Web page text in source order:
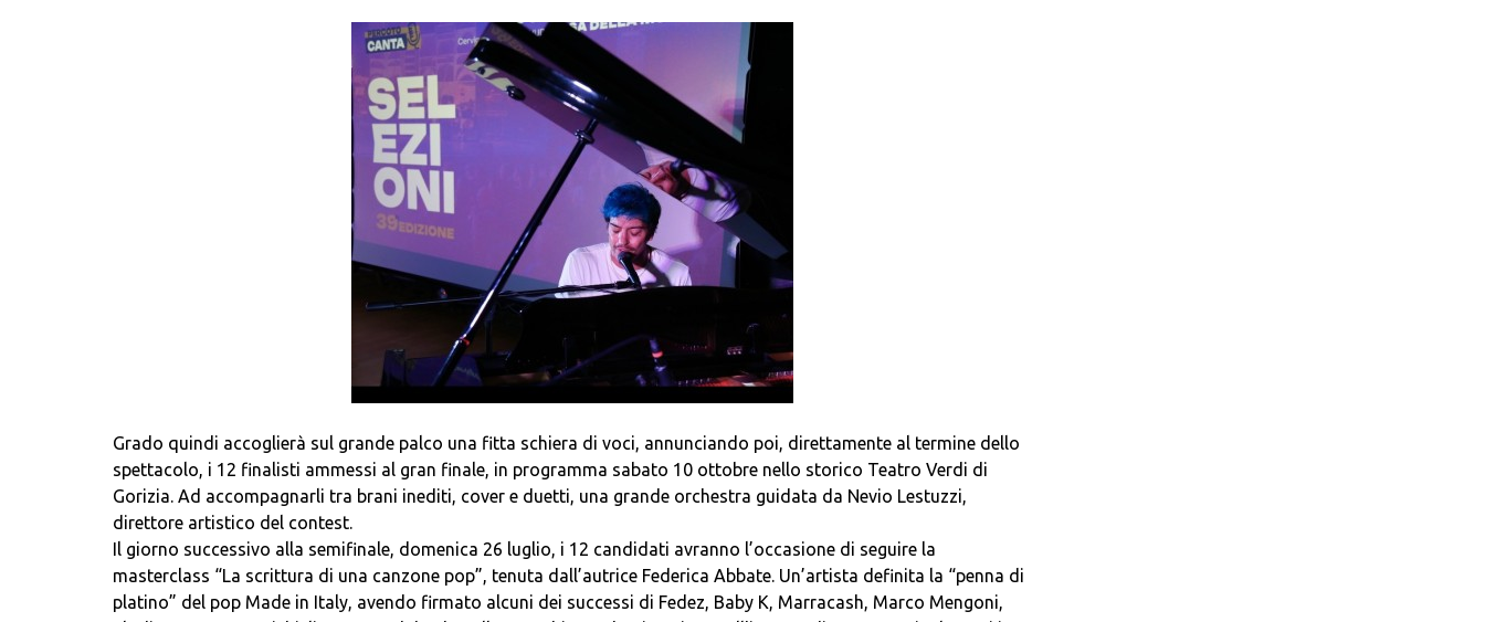
Grado quindi accoglierà sul grande palco una fitta schiera di voci, annunciando poi, direttamente al termine dello
spettacolo, i 12 finalisti ammessi al gran finale, in programma sabato 10 ottobre nello storico Teatro Verdi di
Gorizia. Ad accompagnarli tra brani inediti, cover e duetti, una grande orchestra guidata da Nevio Lestuzzi,
direttore artistico del contest.
Il giorno successivo alla semifinale, domenica 26 luglio, i 12 candidati avranno l’occasione di seguire la
masterclass “La scrittura di una canzone pop”, tenuta dall’autrice Federica Abbate. Un’artista definita la “penna di
platino” del pop Made in Italy, avendo firmato alcuni dei successi di Fedez, Baby K, Marracash, Marco Mengoni,